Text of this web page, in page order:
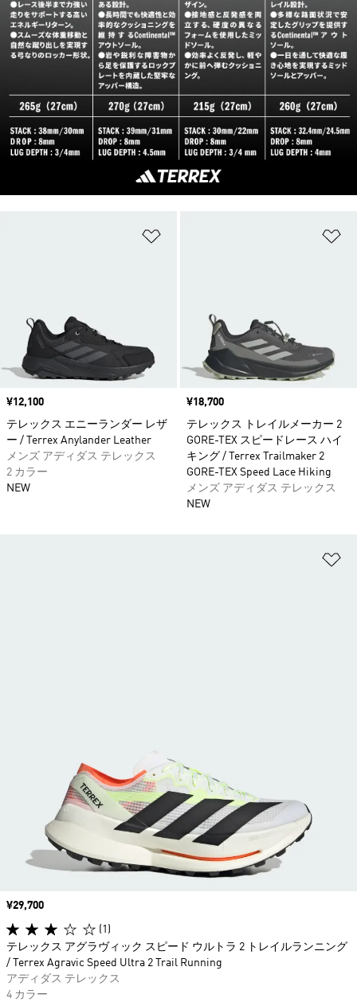
価格
¥12,100
テレックス エニーランダー レザ
ー / Terrex Anylander Leather
メンズ アディダス テレックス
2 カラー
NEW
価格
¥18,700
テレックス トレイルメーカー 2
GORE-TEX スピードレース ハイ
キング / Terrex Trailmaker 2
GORE-TEX Speed Lace Hiking
メンズ アディダス テレックス
NEW
価格
¥29,700
(1)
テレックス アグラヴィック スピード ウルトラ 2 トレイルランニング
/ Terrex Agravic Speed Ultra 2 Trail Running
アディダス テレックス
4 カラー